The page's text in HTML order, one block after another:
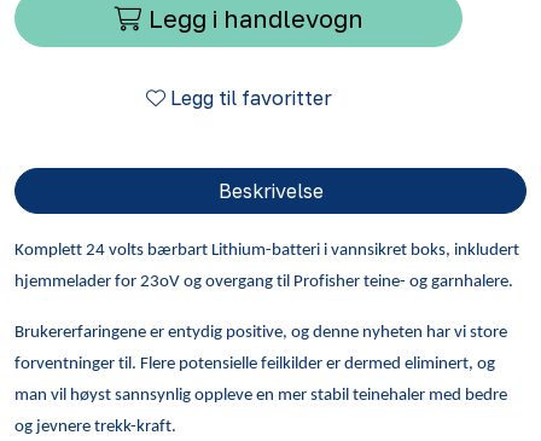
Legg i handlevogn
Legg til favoritter
Beskrivelse
Komplett 24 volts bærbart Lithium-batteri i vannsikret boks, inkludert
hjemmelader for 23oV og overgang til Profisher teine- og garnhalere.
Brukererfaringene er entydig positive, og denne nyheten har vi store
forventninger til. Flere potensielle feilkilder er dermed eliminert, og
man vil høyst sannsynlig oppleve en mer stabil teinehaler med bedre
og jevnere trekk-kraft.